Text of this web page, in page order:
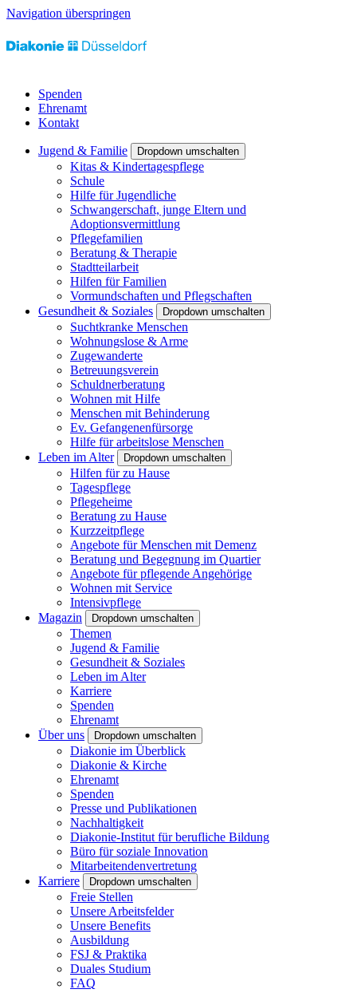
Navigation überspringen
Spenden
Ehrenamt
Kontakt
Jugend & Familie Dropdown umschalten
Kitas & Kindertagespflege
Schule
Hilfe für Jugendliche
Schwangerschaft, junge Eltern und
Adoptionsvermittlung
Pflegefamilien
Beratung & Therapie
Stadtteilarbeit
Hilfen für Familien
Vormundschaften und Pflegschaften
Gesundheit & Soziales
Dropdown umschalten
Suchtkranke Menschen
Wohnungslose & Arme
Zugewanderte
Betreuungsverein
Schuldnerberatung
Wohnen mit Hilfe
Menschen mit Behinderung
Ev. Gefangenenfürsorge
Hilfe für arbeitslose Menschen
Leben im Alter
Dropdown umschalten
Hilfen für zu Hause
Tagespflege
Pflegeheime
Beratung zu Hause
Kurzzeitpflege
Angebote für Menschen mit Demenz
Beratung und Begegnung im Quartier
Angebote für pflegende Angehörige
Wohnen mit Service
Intensivpflege
Magazin
Dropdown umschalten
Themen
Jugend & Familie
Gesundheit & Soziales
Leben im Alter
Karriere
Spenden
Ehrenamt
Über uns
Dropdown umschalten
Diakonie im Überblick
Diakonie & Kirche
Ehrenamt
Spenden
Presse und Publikationen
Nachhaltigkeit
Diakonie-Institut für berufliche Bildung
Büro für soziale Innovation
Mitarbeitendenvertretung
Karriere
Dropdown umschalten
Freie Stellen
Unsere Arbeitsfelder
Unsere Benefits
Ausbildung
FSJ & Praktika
Duales Studium
FAQ